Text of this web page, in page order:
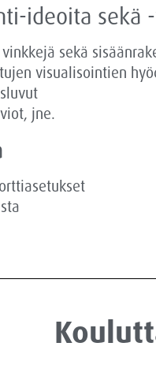
ideoita sekä
sekä
visualisointien
jne.